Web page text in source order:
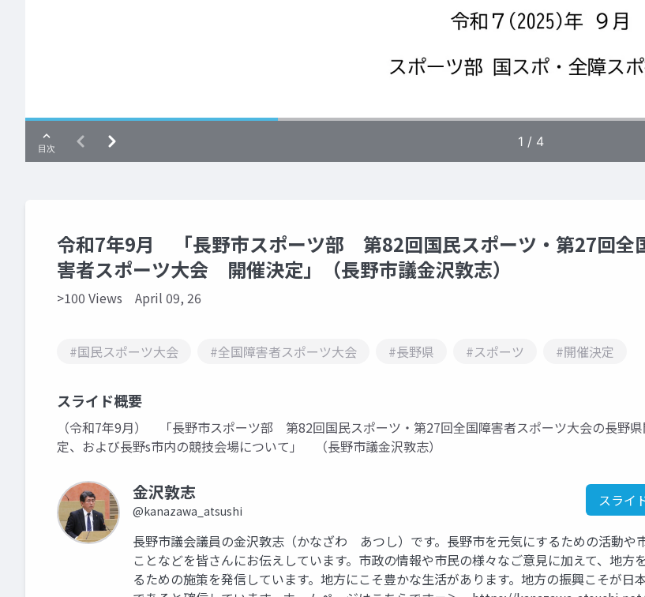
令和7年9月 「長野市スポーツ部 第82回国民スポーツ・第27回全
害者スポーツ大会 開催決定」（長野市議金沢敦志）
>100 Views April 09, 26
#国民スポーツ大会 #全国障害者スポーツ大会 #長野県 #スポーツ #開催決定
スライド概要
（令和7年9月） 「長野市スポーツ部 第82回国民スポーツ・第27回全国障害者スポーツ大会の長野
定、および長野s市内の競技会場について」 （長野市議金沢敦志）
金沢敦志
@kanazawa_atsushi
スライ
長野市議会議員の金沢敦志（かなざわ あつし）です。長野市を元気にするための活動や
ことなどを皆さんにお伝えしています。市政の情報や市民の様々なご意見に加えて、地方
るための施策を発信しています。地方にこそ豊かな生活があります。地方の振興こそが日